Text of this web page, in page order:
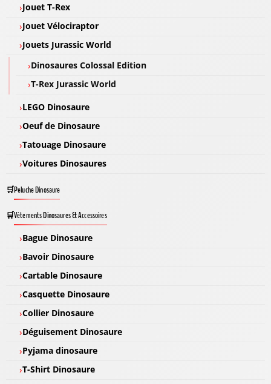
Jouet T-Rex
Jouet Vélociraptor
Jouets Jurassic World
Dinosaures Colossal Edition
T-Rex Jurassic World
LEGO Dinosaure
Oeuf de Dinosaure
Tatouage Dinosaure
Voitures Dinosaures
Peluche Dinosaure
Vêtements Dinosaures & Accessoires
Bague Dinosaure
Bavoir Dinosaure
Cartable Dinosaure
Casquette Dinosaure
Collier Dinosaure
Déguisement Dinosaure
Pyjama dinosaure
T-Shirt Dinosaure